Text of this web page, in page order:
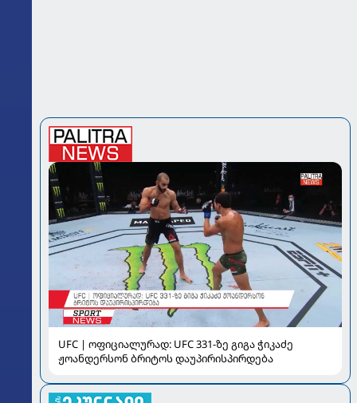
UFC | ოფიციალურად: UFC 331-ზე გიგა ჭიკაძე
ჟოანდერსონ ბრიტოს დაუპირისპირდება